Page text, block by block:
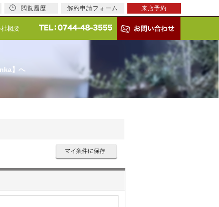
概要
】へ
閲覧履歴 解約申請フォーム 来店予約